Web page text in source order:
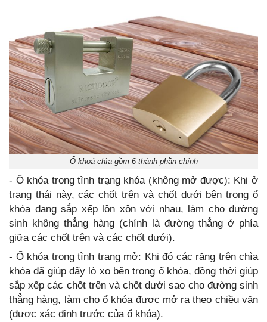
Ổ khoá chìa gồm 6 thành phần chính
- Ổ khóa trong tình trạng khóa (không mở được): Khi ở
trạng thái này, các chốt trên và chốt dưới bên trong ổ
khóa đang sắp xếp lộn xộn với nhau, làm cho đường
sinh không thẳng hàng (chính là đường thẳng ở phía
giữa các chốt trên và các chốt dưới).
- Ổ khóa trong tình trạng mở: Khi đó các răng trên chìa
khóa đã giúp đẩy lò xo bên trong ổ khóa, đồng thời giúp
sắp xếp các chốt trên và chốt dưới sao cho đường sinh
thẳng hàng, làm cho ổ khóa được mở ra theo chiều vặn
(được xác định trước của ổ khóa).